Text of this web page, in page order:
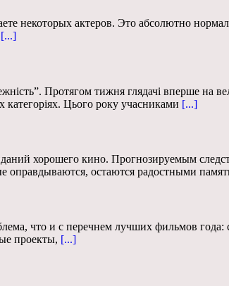
некоторых актеров. Это абсолютно
[...]
Протягом тижня глядачі вперше на
категоріях. Цього року учасниками [...]
хорошего кино. Прогнозируемым
остаются радостными
что и с перечнем лучших фильмов
проекты, [...]